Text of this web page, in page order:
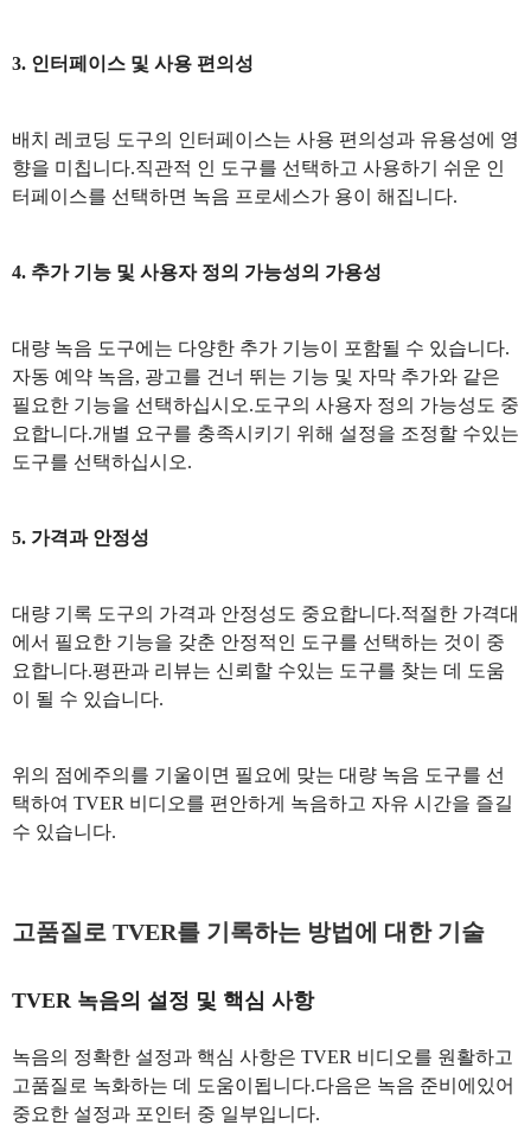
3. 인터페이스 및 사용 편의성
배치 레코딩 도구의 인터페이스는 사용 편의성과 유용성에 영
향을 미칩니다.직관적 인 도구를 선택하고 사용하기 쉬운 인
터페이스를 선택하면 녹음 프로세스가 용이 해집니다.
4. 추가 기능 및 사용자 정의 가능성의 가용성
대량 녹음 도구에는 다양한 추가 기능이 포함될 수 있습니다.
자동 예약 녹음, 광고를 건너 뛰는 기능 및 자막 추가와 같은
필요한 기능을 선택하십시오.도구의 사용자 정의 가능성도 중
요합니다.개별 요구를 충족시키기 위해 설정을 조정할 수있는
도구를 선택하십시오.
5. 가격과 안정성
대량 기록 도구의 가격과 안정성도 중요합니다.적절한 가격대
에서 필요한 기능을 갖춘 안정적인 도구를 선택하는 것이 중
요합니다.평판과 리뷰는 신뢰할 수있는 도구를 찾는 데 도움
이 될 수 있습니다.
위의 점에주의를 기울이면 필요에 맞는 대량 녹음 도구를 선
택하여 TVER 비디오를 편안하게 녹음하고 자유 시간을 즐길
수 있습니다.
고품질로 TVER를 기록하는 방법에 대한 기술
TVER 녹음의 설정 및 핵심 사항
녹음의 정확한 설정과 핵심 사항은 TVER 비디오를 원활하고
고품질로 녹화하는 데 도움이됩니다.다음은 녹음 준비에있어
중요한 설정과 포인터 중 일부입니다.